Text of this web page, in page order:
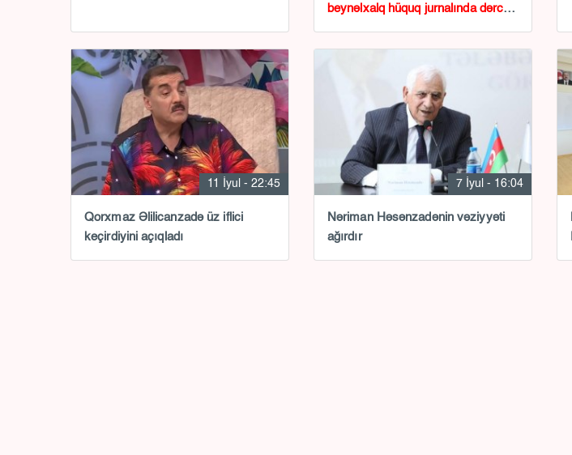
beynəlxalq hüquq jurnalında dərc
11 İyul - 22:45
Qorxmaz Əlilicanzadə üz iflici
keçirdiyini açıqladı
7 İyul - 16:04
Nəriman Həsənzadənin vəziyyəti
ağırdır